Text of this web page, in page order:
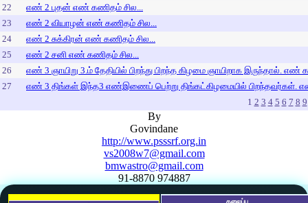
22
எண் 2 புதன் எண் கணிதம் சில...
23
எண் 2 வியாழன் எண் கணிதம் சில...
24
எண் 2 சுக்கிரன் எண் கணிதம் சில...
25
எண் 2 சனி எண் கணிதம் சில...
26
எண் 3 ஞாயிறு 3.ம் தேதியில் பிறந்து பிறந்த கிழமை ஞாயிறாக இருந்தால். எண்
27
எண் 3 திங்கள் இந்த3 எண்இணைப் பெற்று திங்கட்கிழமையில் பிறந்தவர்கள்.
1 2 3 4 5 6 7 8 9
By
Govindane
http://www.psssrf.org.in
vs2008w7@gmail.com
bmwastro@gmail.com
91-8870 974887